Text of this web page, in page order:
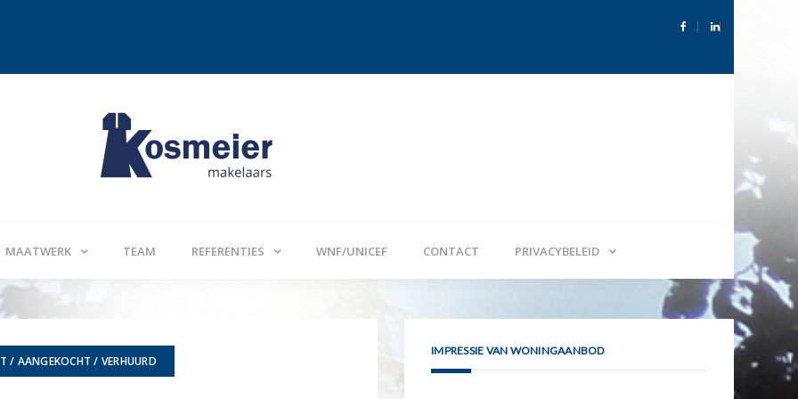
MAATWERK TEAM REFERENTIES WNF/UNICEF CONTACT PRIVACYBELEID
/ AANGEKOCHT / VERHUURD
IMPRESSIE VAN WONINGAANBOD